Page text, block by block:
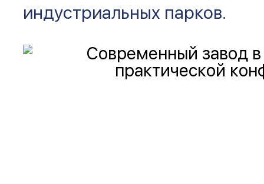
индустриальных парков.